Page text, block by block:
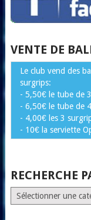
VENTE DE
Le club vend des
surgrips:
- 5,50€ le tube de
- 6,50€ le tube de
- 4,00€ les 3
- 10€ la serviette
RECHERCHE
RECHERCHE
PAR